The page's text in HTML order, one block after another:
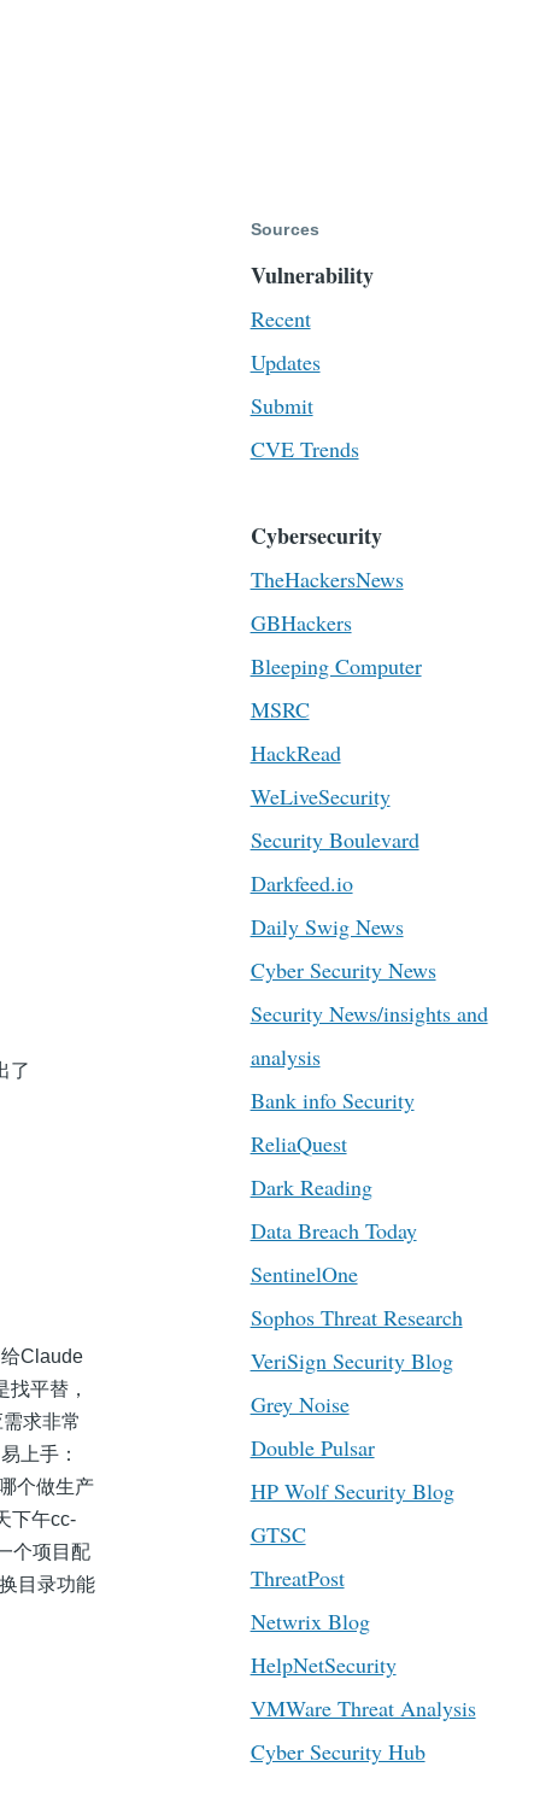
了
Claude
平替，
求非常
上手：
个做生产
下午cc-
个项目配
目录功能
Sources
Vulnerability
Recent
Updates
Submit
CVE Trends
Cybersecurity
TheHackersNews
GBHackers
Bleeping Computer
MSRC
HackRead
WeLiveSecurity
Security Boulevard
Darkfeed.io
Daily Swig News
Cyber Security News
Security News/insights and
analysis
Bank info Security
ReliaQuest
Dark Reading
Data Breach Today
SentinelOne
Sophos Threat Research
VeriSign Security Blog
Grey Noise
Double Pulsar
HP Wolf Security Blog
GTSC
ThreatPost
Netwrix Blog
HelpNetSecurity
VMWare Threat Analysis
Cyber Security Hub